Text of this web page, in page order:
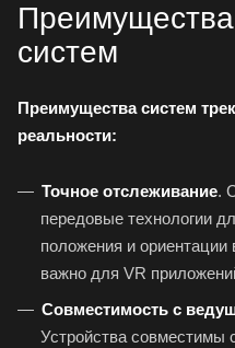
Преимущества
систем
Преимущества систем
реальности:
Точное отслеживание.
передовые технологии
положения и ориентации
важно для VR
Совместимость с
Устройства